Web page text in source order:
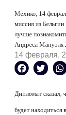
Мехико, 14
миссия из
лучше
Андреса Мануэля
14 февраля,
Дипломат сказал,
будет находиться